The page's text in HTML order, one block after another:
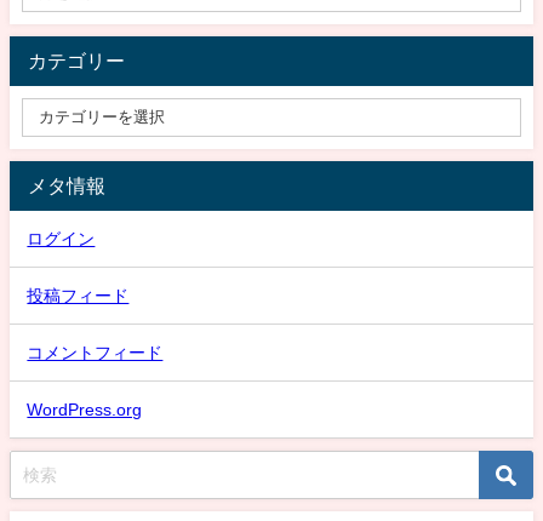
カテゴリー
メタ情報
ログイン
投稿フィード
コメントフィード
WordPress.org